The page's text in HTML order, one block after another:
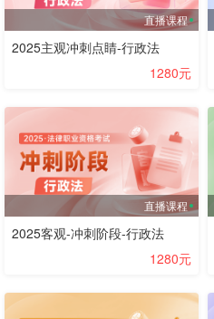
直播课程
2025主观冲刺点睛-行政法
1280元
直播课程
2025客观-冲刺阶段-行政法
1280元